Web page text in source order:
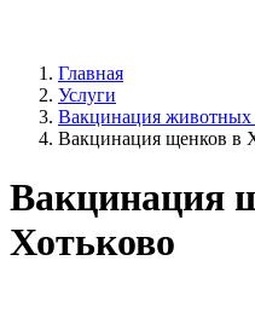
Главная
Услуги
Вакцинация животных
Вакцинация щенков в
Вакцинация
Хотьково